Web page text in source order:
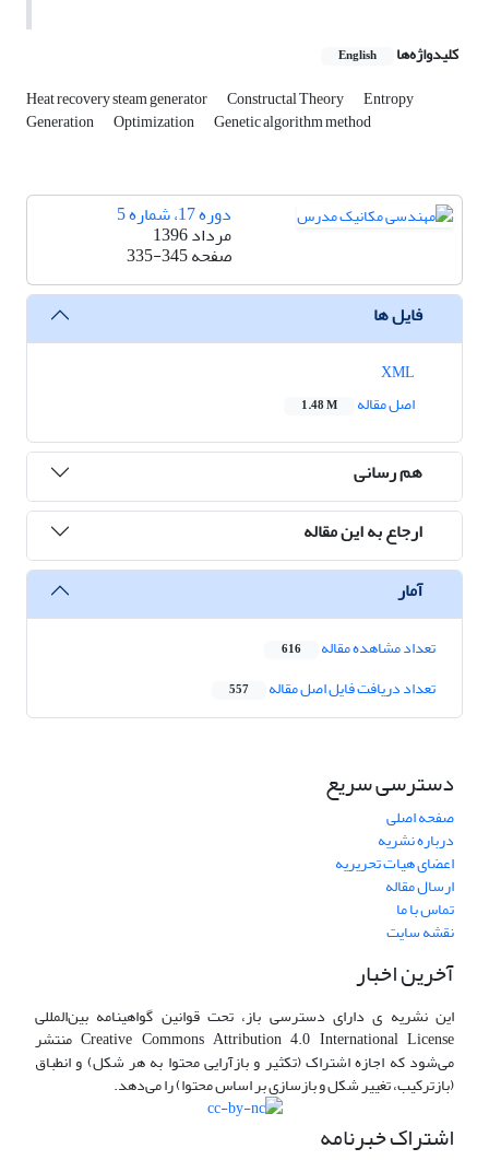
کلیدواژه‌ها English
Heat recovery steam generator Constructal Theory Entropy
Generation Optimization Genetic algorithm method
دوره 17، شماره 5
مرداد 1396
صفحه335-345
فایل ها
اصل مقاله
1.48 M
هم رسانی
ارجاع به این مقاله
آمار
تعداد مشاهده مقاله 616
تعداد دریافت فایل اصل مقاله 557
دسترسی سریع
صفحه اصلی
درباره نشریه
اعضای هیات تحریریه
ارسال مقاله
تماس با ما
نقشه سایت
آخرین اخبار
این نشریه ی دارای دسترسی باز، تحت قوانین گواهینامه بین‌المللی
Creative Commons Attribution 4.0 International License منتشر
می‌شود که اجازه اشتراک (تکثیر و بازآرایی محتوا به هر شکل) و انطباق
(بازترکیب، تغییر شکل و بازسازی بر اساس محتوا) را می‌دهد.
اشتراک خبرنامه